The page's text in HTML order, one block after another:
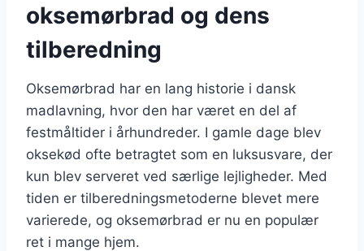
oksemørbrad og dens
tilberedning
Oksemørbrad har en lang historie i dansk
madlavning, hvor den har været en del af
festmåltider i århundreder. I gamle dage blev
oksekød ofte betragtet som en luksusvare, der
kun blev serveret ved særlige lejligheder. Med
tiden er tilberedningsmetoderne blevet mere
varierede, og oksemørbrad er nu en populær
ret i mange hjem.